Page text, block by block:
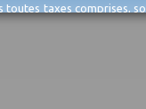
toutes taxes comprises,
et/ou impossibilité de